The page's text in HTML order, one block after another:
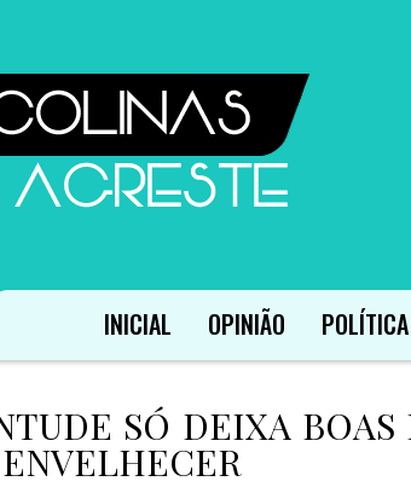
INICIAL OPINIÃO POLÍTICA
SÓ DEIXA BOAS